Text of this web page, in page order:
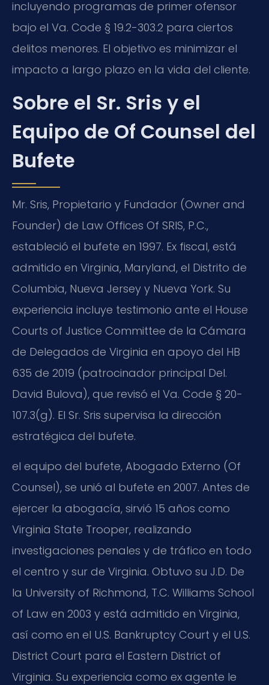
incluyendo programas de primer ofensor
bajo el Va. Code § 19.2-303.2 para ciertos
delitos menores. El objetivo es minimizar el
impacto a largo plazo en la vida del cliente.
Sobre el Sr. Sris y el
Equipo de Of Counsel del
Bufete
Mr. Sris, Propietario y Fundador (Owner and
Founder) de Law Offices Of SRIS, P.C.,
estableció el bufete en 1997. Ex fiscal, está
admitido en Virginia, Maryland, el Distrito de
Columbia, Nueva Jersey y Nueva York. Su
experiencia incluye testimonio ante el House
Courts of Justice Committee de la Cámara
de Delegados de Virginia en apoyo del HB
635 de 2019 (patrocinador principal Del.
David Bulova), que revisó el Va. Code § 20-
107.3(g). El Sr. Sris supervisa la dirección
estratégica del bufete.
el equipo del bufete, Abogado Externo (Of
Counsel), se unió al bufete en 2007. Antes de
ejercer la abogacía, sirvió 15 años como
Virginia State Trooper, realizando
investigaciones penales y de tráfico en todo
el centro y sur de Virginia. Obtuvo su J.D. De
la University of Richmond, T.C. Williams School
of Law en 2003 y está admitido en Virginia,
así como en el U.S. Bankruptcy Court y el U.S.
District Court para el Eastern District of
Virginia. Su experiencia como ex agente le